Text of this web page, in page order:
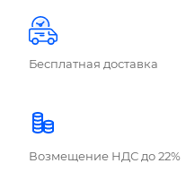
Бесплатная доставка
Возмещение НДС до 22%